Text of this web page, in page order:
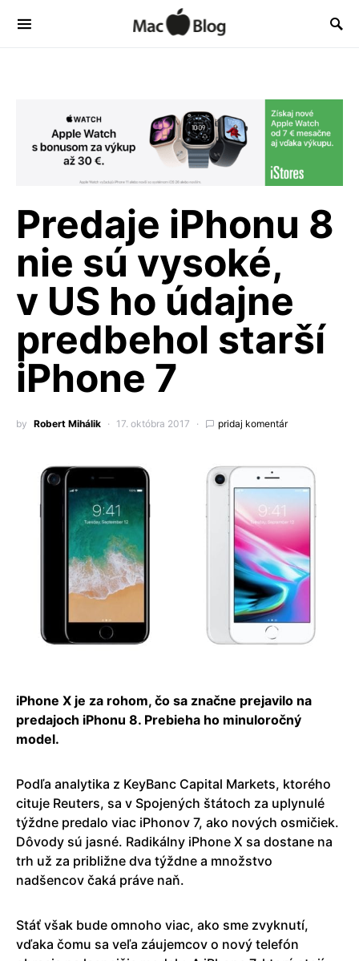
Predaje iPhonu 8
nie sú vysoké,
v US ho údajne
predbehol starší
iPhone 7
by Robert Mihálik 17. októbra 2017 pridaj komentár
iPhone X je za rohom, čo sa značne prejavilo na
predajoch iPhonu 8. Prebieha ho minuloročný
model.
Podľa analytika z KeyBanc Capital Markets, ktorého
cituje Reuters, sa v Spojených štátoch za uplynulé
týždne predalo viac iPhonov 7, ako nových osmičiek.
Dôvody sú jasné. Radikálny iPhone X sa dostane na
trh už za približne dva týždne a množstvo
nadšencov čaká práve naň.
Stáť však bude omnoho viac, ako sme zvyknutí,
vďaka čomu sa veľa záujemcov o nový telefón